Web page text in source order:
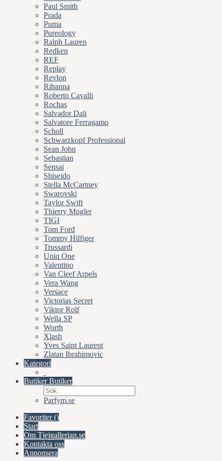
Paul Smith
Prada
Puma
Pureology
Ralph Lauren
Redken
REF
Replay
Revlon
Rihanna
Roberto Cavalli
Rochas
Salvador Dali
Salvatore Ferragamo
Scholl
Schwarzkopf Professional
Sean John
Sebastian
Sensai
Shiseido
Stella McCartney
Swarovski
Taylor Swift
Thierry Mugler
TIGI
Tom Ford
Tommy Hilfiger
Trussardi
Uniq One
Valentino
Van Cleef Arpels
Vera Wang
Versace
Victorias Secret
Viktor Rolf
Wella SP
Worth
Xlash
Yves Saint Laurent
Zlatan Ibrahimovic
Kategori
ButikerButiker
Parfym.se
Favoriter ()
Start
Om Tjejgallerian.se
Kontakta oss
Annonsera